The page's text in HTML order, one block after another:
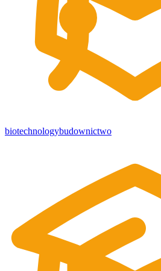
biotechnologybudownictwo